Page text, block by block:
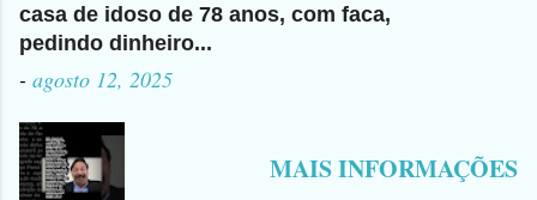
casa de idoso de 78 anos, com faca,
pedindo dinheiro...
- agosto 12, 2025
MAIS INFORMAÇÕES